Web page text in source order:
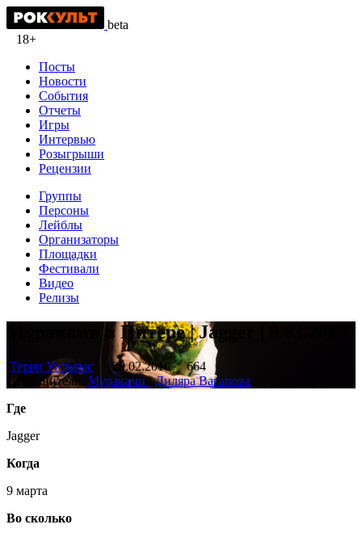
beta
18+
Посты
Новости
События
Отчеты
Игры
Интервью
Розыгрыши
Рецензии
Группы
Персоны
Лейблы
Организаторы
Площадки
Фестивали
Видео
Релизы
Мураками в Питере | Jagger | 9.03.2016
Терри Уильямс 29.02.2016
664
Исполнители: Мураками,Диляра Вагапова
Где
Jagger
Когда
9 марта
Во сколько